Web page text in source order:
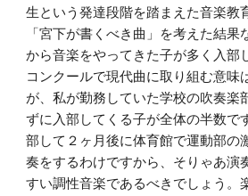
生という発達段階を踏まえた音楽教
「宮下が書くべき曲」を考えた結
から音楽をやってきた子が多く入部
コンクールで現代曲に取り組む意味
が、私が勤務していた学校の吹奏楽
ずに入部してくる子が全体の半数で
部して２ヶ月後に体育館で運動部の
奏をするわけですから、そりゃあ演
すい調性音楽であるべきでしょう。